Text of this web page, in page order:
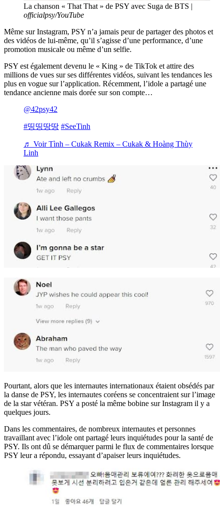
La chanson « That That » de PSY avec Suga de BTS |
officialpsy/YouTube
Même sur Instagram, PSY n’a jamais peur de partager des photos et
des vidéos de lui-même, qu’il s’agisse d’une performance, d’une
promotion musicale ou même d’un selfie.
PSY est également devenu le « King » de TikTok et attire des
millions de vues sur ses différentes vidéos, suivant les tendances les
plus en vogue sur l’application. Récemment, l’idole a partagé une
tendance ancienne mais dorée sur son compte…
@42psy42
#띵띵땅땅 #SeeTinh
♬ Voir Tình – Cukak Remix – Cukak & Hoàng Thùy
Linh
Pourtant, alors que les internautes internationaux étaient obsédés par
la danse de PSY, les internautes coréens se concentraient sur l’image
de la star vétéran. PSY a posté la même bobine sur Instagram il y a
quelques jours.
Dans les commentaires, de nombreux internautes et personnes
travaillant avec l’idole ont partagé leurs inquiétudes pour la santé de
PSY. Ils ont dû se démarquer parmi le flux de commentaires lorsque
PSY leur a répondu, essayant d’apaiser leurs inquiétudes.